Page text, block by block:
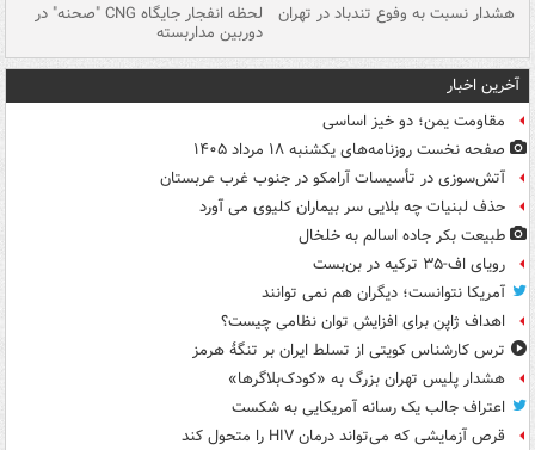
هشدار نسبت به وفوع تندباد در تهران لحظه انفجار جایگاه CNG "صحنه" در
دوربین مداربسته
آخرین اخبار
مقاومت یمن؛ دو خیز اساسی
صفحه نخست روزنامه‌های یکشنبه ۱۸ مرداد ۱۴۰۵
آتش‌سوزی در تأسیسات آرامکو در جنوب غرب عربستان
حذف لبنیات چه بلایی سر بیماران کلیوی می آورد
طبیعت بکر جاده اسالم به خلخال
رویای اف-۳۵ ترکیه در بن‌بست
آمریکا نتوانست؛ دیگران هم نمی توانند
اهداف ژاپن برای افزایش توان نظامی چیست؟
ترس کارشناس کویتی از تسلط ایران بر تنگۀ هرمز
هشدار پلیس تهران بزرگ به «کودک‌بلاگرها»
اعتراف جالب یک رسانه آمریکایی به شکست
قرص آزمایشی که می‌تواند درمان HIV را متحول کند